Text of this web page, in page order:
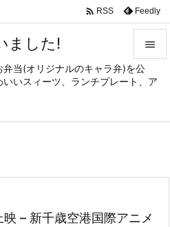
ました!
当(オリジナルのキャラ弁)を公
いスィーツ、ランチプレート、ア


メニュ
サイド


 RSS Feedly
– 新千歳空港国際アニメ